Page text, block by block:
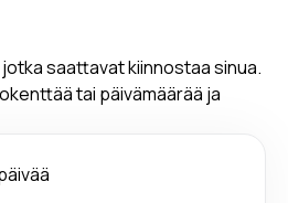
saattavat kiinnostaa sinua.
tai päivämäärää ja